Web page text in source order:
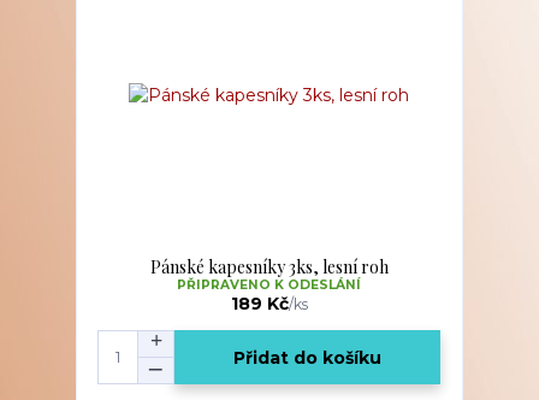
Pánské kapesníky 3ks, lesní roh
189 Kč/ks
PŘIPRAVENO K ODESLÁNÍ
Přidat do košíku